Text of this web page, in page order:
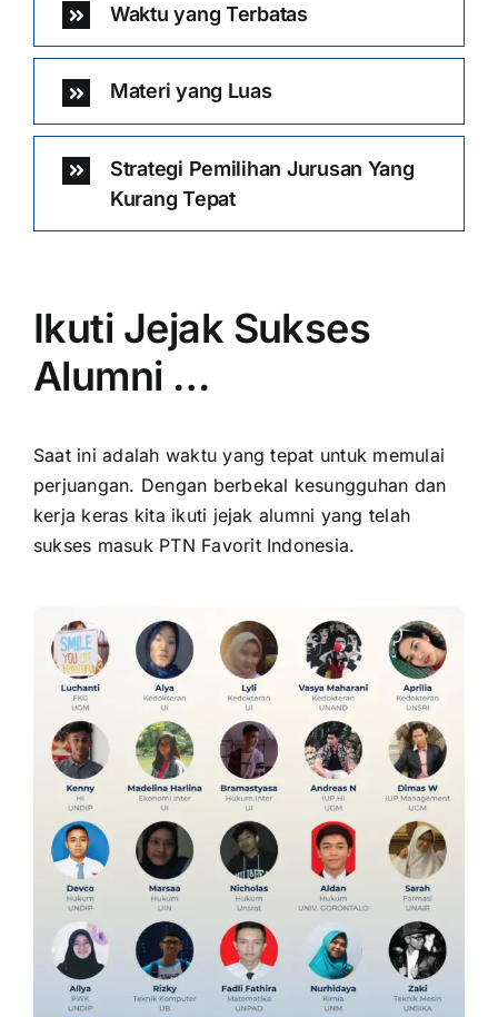
Waktu yang Terbatas
Materi yang Luas
Strategi Pemilihan Jurusan Yang
Kurang Tepat
Ikuti Jejak Sukses
Alumni …
Saat ini adalah waktu yang tepat untuk memulai
perjuangan. Dengan berbekal kesungguhan dan
kerja keras kita ikuti jejak alumni yang telah
sukses masuk PTN Favorit Indonesia.